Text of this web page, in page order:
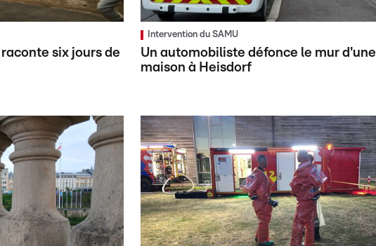
six jours de
Intervention du SAMU
Un automobiliste défonce le mur d'une
maison à Heisdorf